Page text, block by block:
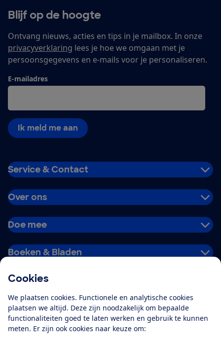
Cookies
We plaatsen cookies. Functionele en analytische cookies
plaatsen we altijd. Deze zijn noodzakelijk om bepaalde
functionaliteiten goed te laten werken en gebruik te kunnen
meten. Er zijn ook cookies naar keuze om:
Blijf op de hoogte
Ontvang nieuws, acties en tips in je mailbox. In onze
privacyverklaring lees je hoe we omgaan met je
persoonsgegevens en e-mails voor je personaliseren.
E-mailadres
Ik meld me aan
Service & Contact
Over ons
Doe mee
Boeken & Bladen
Alles over de